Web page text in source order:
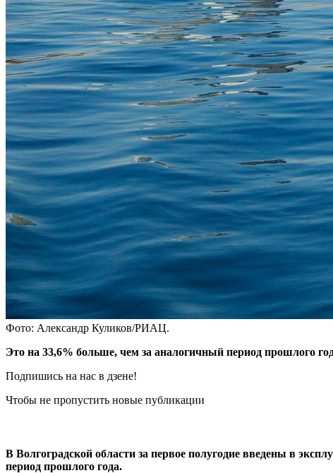
Фото: Александр Куликов/РИАЦ.
Это на 33,6% больше, чем за аналогичный период прошлого
Подпишись на нас в дзене!
Чтобы не пропустить новые публикации
В Волгоградской области за первое полугодие введены в
период прошлого года.